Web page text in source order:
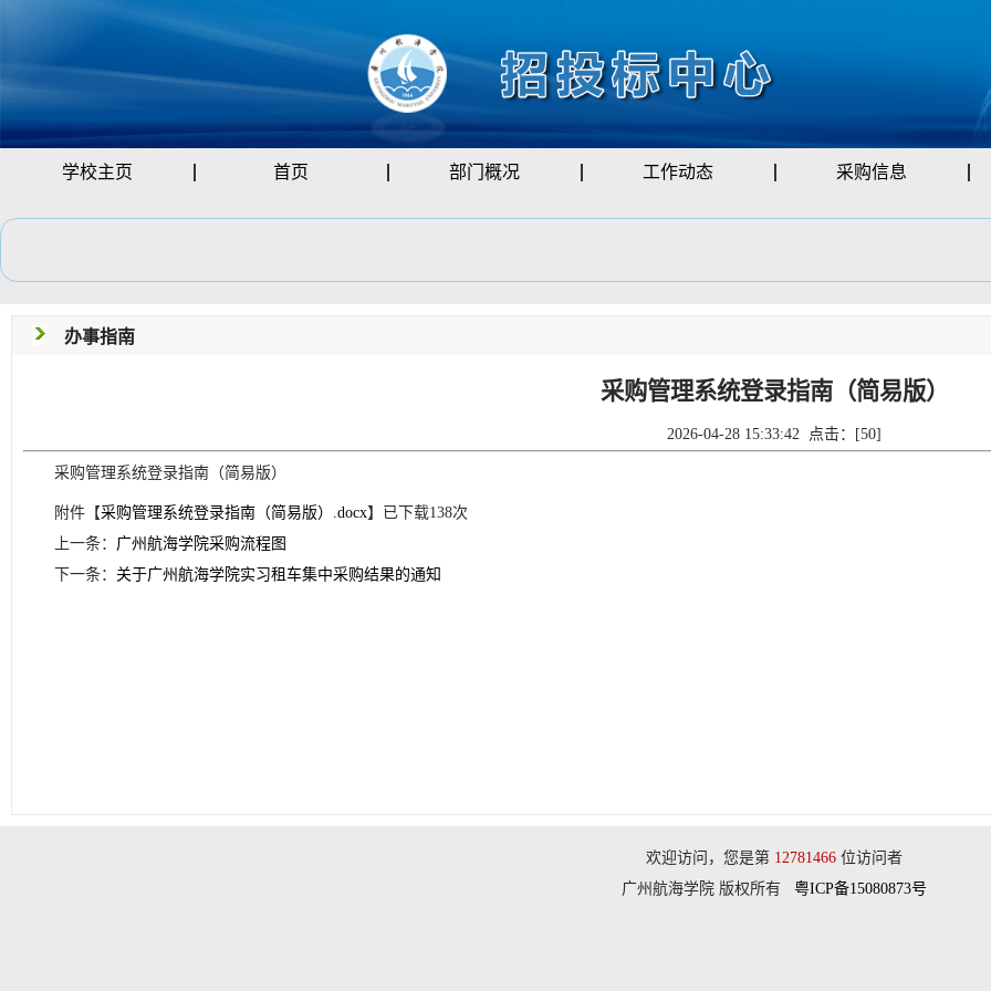
学校主页 首页 部门概况 工作动态 采购信息
办事指南
采购管理系统登录指南（简易版）
2026-04-28 15:33:42 点击：[50]
采购管理系统登录指南（简易版）
附件【采购管理系统登录指南（简易版）.docx】已下载138次
上一条： 广州航海学院采购流程图
下一条： 关于广州航海学院实习租车集中采购结果的通知
欢迎访问，您是第 12781466 位访问者
广州航海学院 版权所有
粤ICP备15080873号